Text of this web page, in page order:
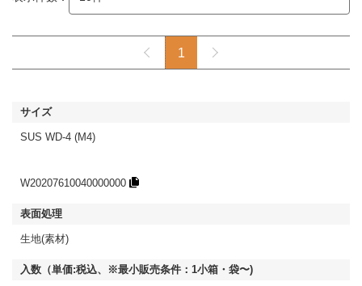
1
SUS WD-4 (M4)
W20207610040000000
生地(素材)